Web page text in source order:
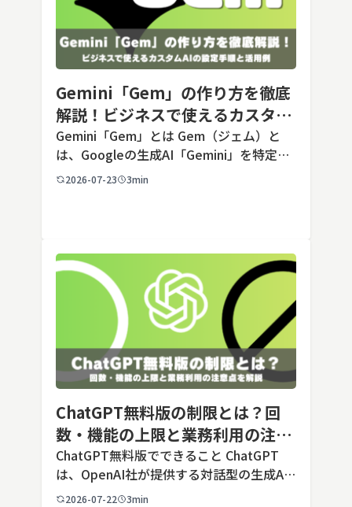
Gemini「Gem」の作り方を徹底
解説！ビジネスで使えるカスタム
AIの設定手順と活用例
Gemini「Gem」とは Gem（ジェム）と
は、Googleの生成AI「Gemini」を特定の
用途に合わせてカスタマイズできる機能で
2026-07-23 3min
ChatGPT無料版の制限とは？回
数・機能の上限と業務利用の注意
点を解説【2026年最新】
ChatGPT無料版でできること ChatGPT
は、OpenAI社が提供する対話型の生成AI
サービスです。アカウントを登録すれば無
2026-07-22 3min